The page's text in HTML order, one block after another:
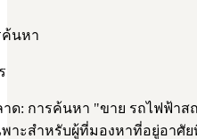
นหา
ด: การค้นหา "ขาย รถไฟฟ้าส
พาะสำหรับผู้ที่มองหาที่อยู่อาศั